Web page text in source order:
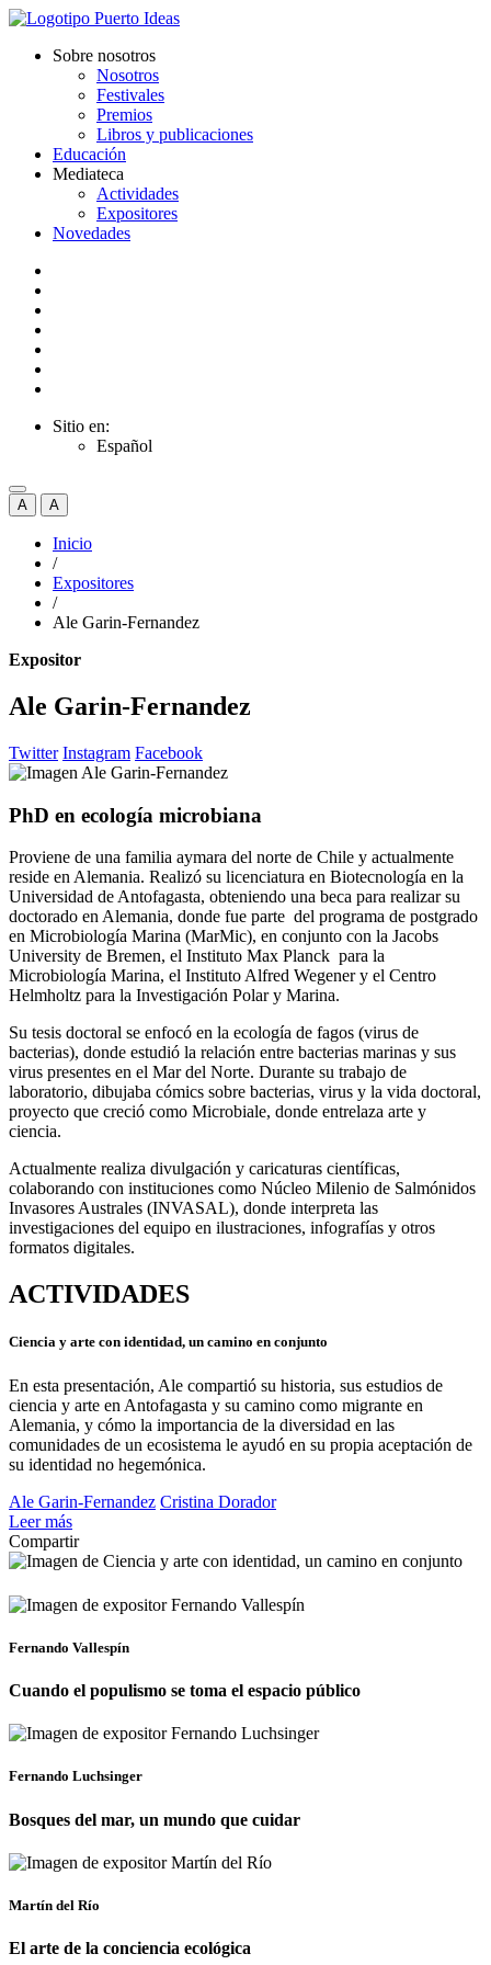
Sobre nosotros
Nosotros
Festivales
Premios
Libros y publicaciones
Educación
Mediateca
Actividades
Expositores
Novedades
Sitio en:
Español
A A
Inicio
/
Expositores
/
Ale Garin-Fernandez
Expositor
Ale Garin-Fernandez
Twitter Instagram Facebook
PhD en ecología microbiana
Proviene de una familia aymara del norte de Chile y actualmente
reside en Alemania. Realizó su licenciatura en Biotecnología en la
Universidad de Antofagasta, obteniendo una beca para realizar su
doctorado en Alemania, donde fue parte del programa de postgrado
en Microbiología Marina (MarMic), en conjunto con la Jacobs
University de Bremen, el Instituto Max Planck para la
Microbiología Marina, el Instituto Alfred Wegener y el Centro
Helmholtz para la Investigación Polar y Marina.
Su tesis doctoral se enfocó en la ecología de fagos (virus de
bacterias), donde estudió la relación entre bacterias marinas y sus
virus presentes en el Mar del Norte. Durante su trabajo de
laboratorio, dibujaba cómics sobre bacterias, virus y la vida doctoral,
proyecto que creció como Microbiale, donde entrelaza arte y
ciencia.
Actualmente realiza divulgación y caricaturas científicas,
colaborando con instituciones como Núcleo Milenio de Salmónidos
Invasores Australes (INVASAL), donde interpreta las
investigaciones del equipo en ilustraciones, infografías y otros
formatos digitales.
ACTIVIDADES
Ciencia y arte con identidad, un camino en conjunto
En esta presentación, Ale compartió su historia, sus estudios de
ciencia y arte en Antofagasta y su camino como migrante en
Alemania, y cómo la importancia de la diversidad en las
comunidades de un ecosistema le ayudó en su propia aceptación de
su identidad no hegemónica.
Ale Garin-Fernandez Cristina Dorador
Leer más
Compartir
Fernando Vallespín
Cuando el populismo se toma el espacio público
Fernando Luchsinger
Bosques del mar, un mundo que cuidar
Martín del Río
El arte de la conciencia ecológica